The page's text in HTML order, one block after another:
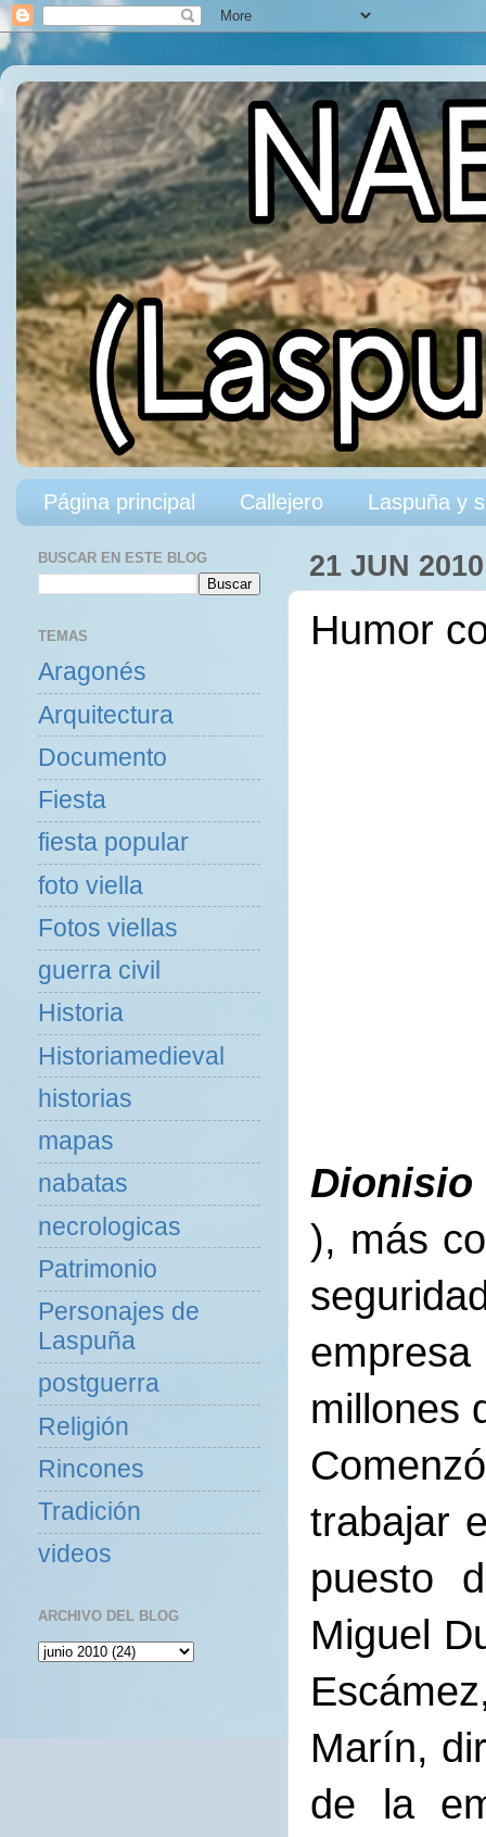
Página principal Callejero Laspuña y
21 JUN 2010
Humor
Dionisio
), más
millones
trabajar
puesto
Miguel
Marín,
de la
BUSCAR EN ESTE BLOG
TEMAS
Aragonés
Arquitectura
Documento
Fiesta
fiesta popular
foto viella
Fotos viellas
guerra civil
Historia
Historiamedieval
historias
mapas
nabatas
necrologicas
Patrimonio
Personajes de
Laspuña
postguerra
Religión
Rincones
Tradición
videos
ARCHIVO DEL BLOG